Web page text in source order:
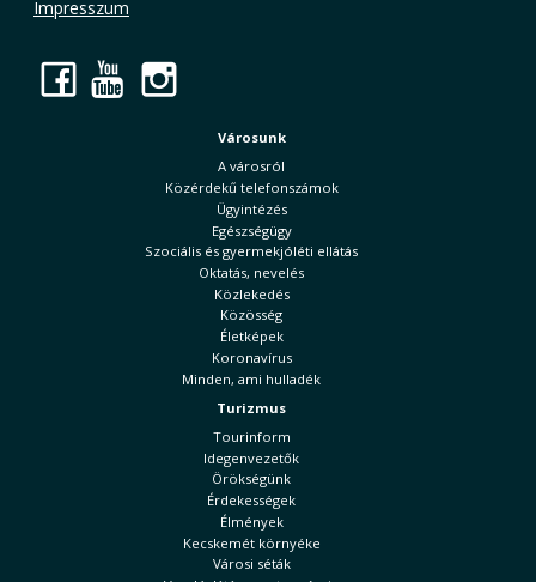
Impresszum
Facebook
YouTube
Városunk
A városról
Közérdekű telefonszámok
Ügyintézés
Egészségügy
Szociális és gyermekjóléti ellátás
Oktatás, nevelés
Közlekedés
Közösség
Életképek
Koronavírus
Minden, ami hulladék
Turizmus
Tourinform
Idegenvezetők
Örökségünk
Érdekességek
Élmények
Kecskemét környéke
Városi séták